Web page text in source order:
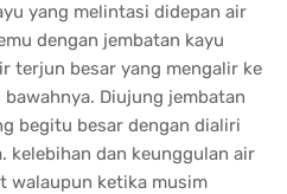
yang melintasi didepan air
dengan jembatan kayu
terjun besar yang mengalir ke
Diujung jembatan
begitu besar dengan dialiri
kelebihan dan keunggulan air
walaupun ketika musim